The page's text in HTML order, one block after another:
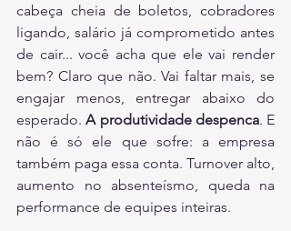
cabeça cheia de boletos, cobradores
ligando, salário já comprometido antes
de cair... você acha que ele vai render
bem? Claro que não. Vai faltar mais, se
engajar menos, entregar abaixo do
esperado. A produtividade despenca. E
não é só ele que sofre: a empresa
também paga essa conta. Turnover alto,
aumento no absenteísmo, queda na
performance de equipes inteiras.